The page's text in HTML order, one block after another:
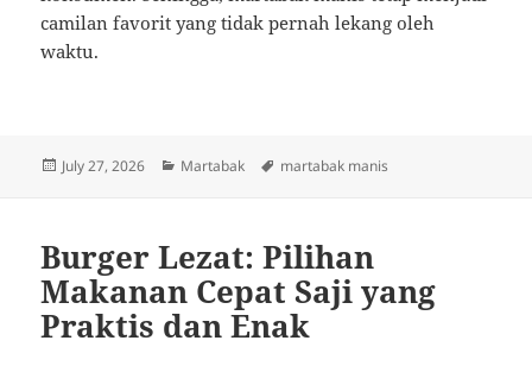
camilan favorit yang tidak pernah lekang oleh
waktu.
Posted
July 27, 2026 Categories
Martabak Tags
martabak manis
Burger Lezat: Pilihan
Makanan Cepat Saji yang
Praktis dan Enak